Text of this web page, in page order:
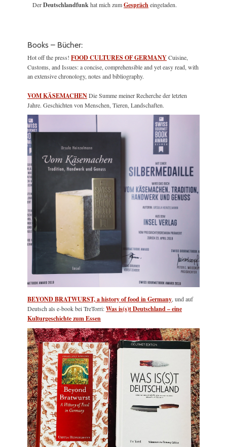
DerDeutschlandfunkhat mich zumGesprächeingeladen.
Books – Bücher:
Hot off the press! FOOD CULTURES OF GERMANYCuisine,
Customs, and Issues: a concise, comprehensible and yet easy read, with
an extensive chronology, notes and bibliography.
VOM KÄSEMACHENDie Summe meiner Recherche der letzten
Jahre. Geschichten von Menschen, Tieren, Landschaften.
BEYOND BRATWURST, a history of food in Germany , und auf
Deutsch als e-book bei TreTorri:Was is(s)t Deutschland – eine
Kulturgeschichte zum Essen